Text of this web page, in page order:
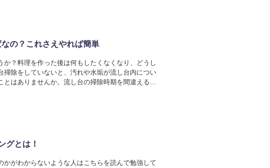
の？これさえやれば簡単
？料理を作った後は何もしたくなくなり、どうし
除をしていないと、汚れや水垢が流し台内につい
はありませんか。流し台の掃除時期を間違えると
グとは！
がわからないような人はこちらを読んで勉強して